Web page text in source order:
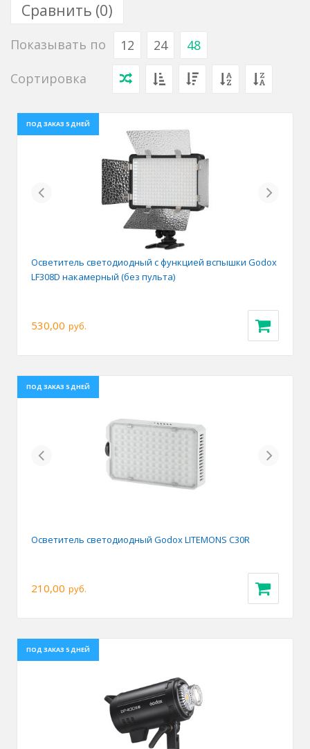
Сравнить (0)
Показывать по 12 24 48
Сортировка
ПОД ЗАКАЗ 5 ДНЕЙ
Previous Next
Осветитель светодиодный с функцией вспышки Godox
LF308D накамерный (без пульта)
530,00 руб.
ПОД ЗАКАЗ 5 ДНЕЙ
Previous Next
Осветитель светодиодный Godox LITEMONS C30R
210,00 руб.
ПОД ЗАКАЗ 5 ДНЕЙ